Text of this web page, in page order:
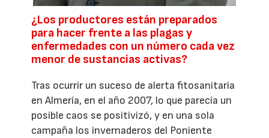
¿Los productores están preparados
para hacer frente a las plagas y
enfermedades con un número cada vez
menor de sustancias activas?
Tras ocurrir un suceso de alerta fitosanitaria
en Almería, en el año 2007, lo que parecía un
posible caos se positivizó, y en una sola
campaña los invernaderos del Poniente